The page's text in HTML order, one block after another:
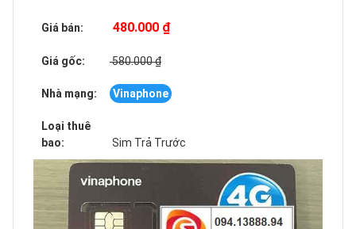
Giá bán: 480.000 ₫
Giá gốc: 580.000 ₫
Nhà mạng: Vinaphone
Loại thuê
bao:
Sim Trả Trước